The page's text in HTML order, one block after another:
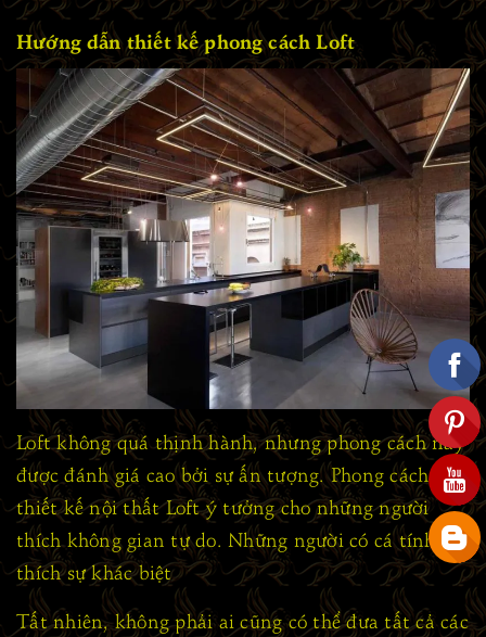
Hướng dẫn thiết kế phong cách Loft
Loft không quá thịnh hành, nhưng phong cách này
được đánh giá cao bởi sự ấn tượng. Phong cách
thiết kế nội thất Loft ý tưởng cho những người
thích không gian tự do. Những người có cá tính,
thích sự khác biệt
Tất nhiên, không phải ai cũng có thể đưa tất cả các